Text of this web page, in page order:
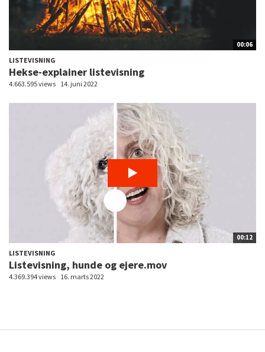
00:06
LISTEVISNING
Hekse-explainer listevisning
4.663.595 views 14. juni 2022
00:12
LISTEVISNING
Listevisning, hunde og ejere.mov
4.369.394 views 16. marts 2022